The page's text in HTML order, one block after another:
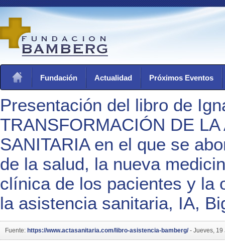
Fundación Actualidad Próximos Eventos
Presentación del libro de
TRANSFORMACIÓN DE LA
SANITARIA en el que se
de la salud, la nueva
clínica de los pacientes y la
la asistencia sanitaria, IA,
Fuente: https://www.actasanitaria.com/libro-asistencia-bamberg/- Jueves, 19